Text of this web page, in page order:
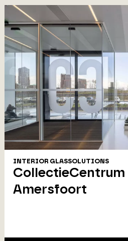
INTERIOR GLASSOLUTIONS
CollectieCentrum
Amersfoort